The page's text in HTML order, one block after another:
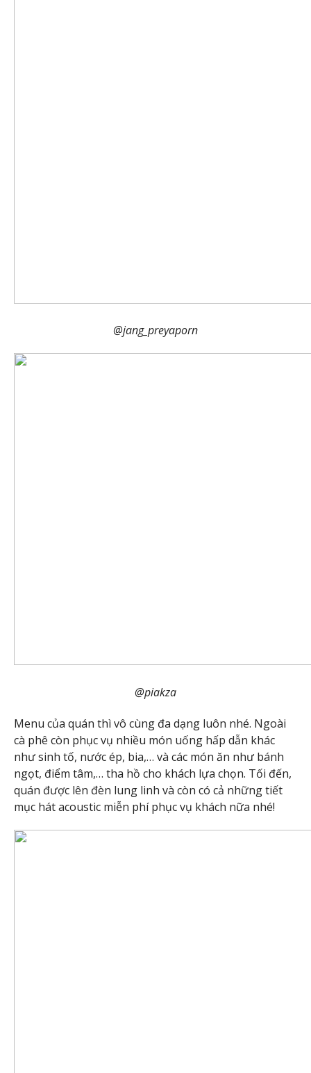
@jang_preyaporn
@piakza
Menu của quán thì vô cùng đa dạng luôn nhé. Ngoài
cà phê còn phục vụ nhiều món uống hấp dẫn khác
như sinh tố, nước ép, bia,… và các món ăn như bánh
ngọt, điểm tâm,… tha hồ cho khách lựa chọn. Tối đến,
quán được lên đèn lung linh và còn có cả những tiết
mục hát acoustic miễn phí phục vụ khách nữa nhé!